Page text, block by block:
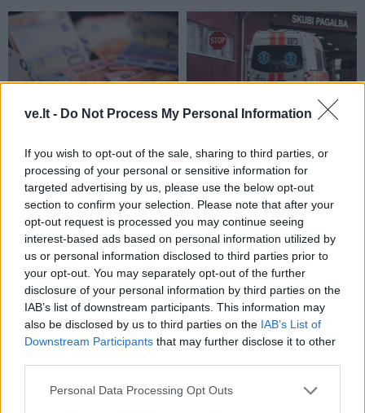
ve.lt - Do Not Process My Personal Information
If you wish to opt-out of the sale, sharing to third parties, or
processing of your personal or sensitive information for
targeted advertising by us, please use the below opt-out
section to confirm your selection. Please note that after your
opt-out request is processed you may continue seeing
interest-based ads based on personal information utilized by
us or personal information disclosed to third parties prior to
your opt-out. You may separately opt-out of the further
disclosure of your personal information by third parties on the
IAB’s list of downstream participants. This information may
also be disclosed by us to third parties on the IAB’s List of
Downstream Participants that may further disclose it to other
Personal Data Processing Opt Outs
Sukčiai iš įmonės
Vilkaviškyje išviliojo 48
tūkst. eurų
Vilniaus rajone pro langą
iškrito vaikas
Kriminalai
sutramdytą agresyvų
Kriminalai
brangiausius žmones: